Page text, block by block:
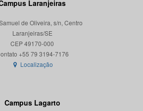
Laranjeiras
de Oliveira, s/n, Centro
Laranjeiras/SE
CEP 49170-000
Localização
Campus Lagarto